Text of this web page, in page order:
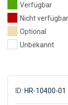
Verfügbar
Nicht verfügbar
Optional
Unbekannt
ID: HR-10400-01